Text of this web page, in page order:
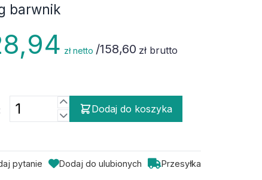
barwnik
zł netto /158,60 zł brutto
Dodaj do koszyka
pytanie Dodaj do ulubionych Przesyłka